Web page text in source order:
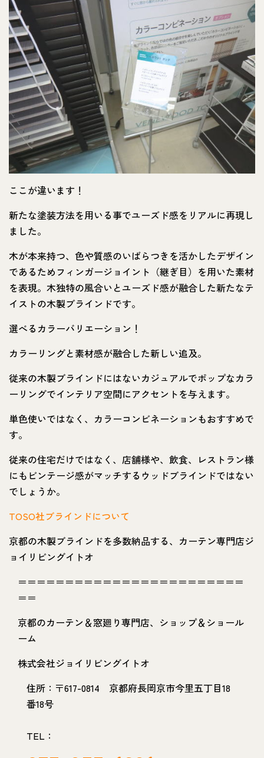
ここが違います！
新たな塗装方法を用いる事でユーズド感をリアルに再現し
ました。
木が本来持つ、色や質感のいばらつきを活かしたデザイン
であるためフィンガージョイント（継ぎ目）を用いた素材
を表現。木独特の風合いとユーズド感が融合した新たなテ
イストの木製ブラインドです。
選べるカラーバリエーション！
カラーリングと素材感が融合した新しい追及。
従来の木製ブラインドにはないカジュアルでポップなカラ
ーリングでインテリア空間にアクセントを与えます。
単色使いではなく、カラーコンビネーションもおすすめで
す。
従来の住宅だけではなく、店舗様や、飲食、レストラン様
にもビンテージ感がマッチするウッドブラインドではない
でしょうか。
TOSO社ブラインドについて
京都の木製ブラインドを多数納品する、カーテン専門店ジ
ョイリビングイトオ
＝＝＝＝＝＝＝＝＝＝＝＝＝＝＝＝＝＝＝＝＝＝＝＝
＝＝
京都のカーテン＆窓廻り専門店、ショップ＆ショール
ーム
株式会社ジョイリビングイトオ
住所：〒617-0814 京都府長岡京市今里五丁目18
番18号
TEL：